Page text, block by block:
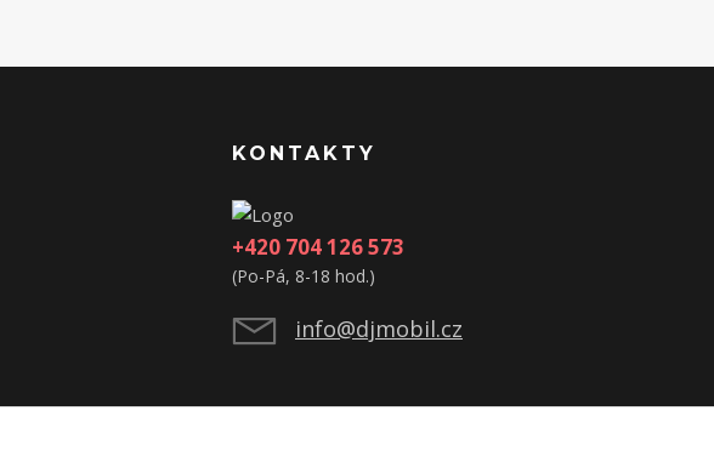
KONTAKTY
+420 704 126 573
(Po-Pá, 8-18 hod.)
info@djmobil.cz